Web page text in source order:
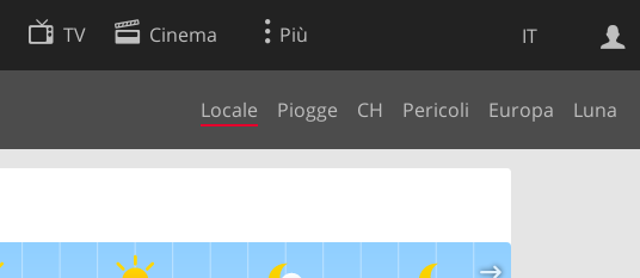
IT
TV Cinema Più
Locale Piogge CH Pericoli Europa Luna
Ricerca Web